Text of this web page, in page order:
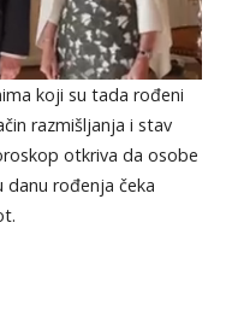
koji su tada rođeni
razmišljanja i stav
otkriva da osobe
rođenja čeka